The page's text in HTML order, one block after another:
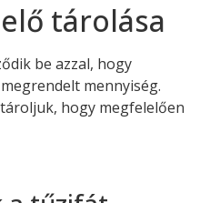
tárolása
be azzal, hogy
mennyiség.
hogy megfelelően